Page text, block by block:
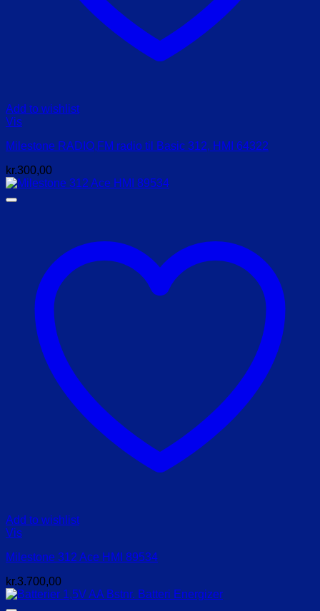
Add to wishlist
Vis
Milestone RADIO,FM radio til Basic 312, HMI 64322
kr.300,00
Add to wishlist
Vis
Milestone 312 Ace HMI 89534
kr.3.700,00